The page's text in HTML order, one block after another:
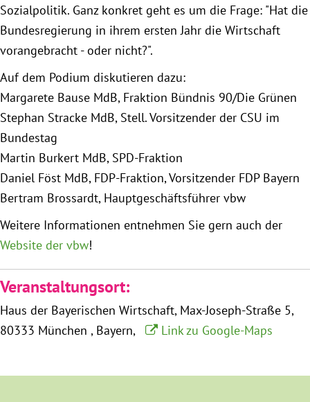
Mein Abstimmungsverhalten
Ämter, Funktionen und Einkünfte
Besuch in Berlin
Praktikum
Patenschaftsprogramm
Bayern
München
Zur Person
Kontakt
Sozialpolitik. Ganz konkret geht es um die Frage: "Hat die
Bundesregierung in ihrem ersten Jahr die Wirtschaft
vorangebracht - oder nicht?".
Auf dem Podium diskutieren dazu:
Margarete Bause MdB, Fraktion Bündnis 90/Die Grünen
Stephan Stracke MdB, Stell. Vorsitzender der CSU im
Bundestag
Martin Burkert MdB, SPD-Fraktion
Daniel Föst MdB, FDP-Fraktion, Vorsitzender FDP Bayern
Bertram Brossardt, Hauptgeschäftsführer vbw
Weitere Informationen entnehmen Sie gern auch der
Website der vbw!
Veranstaltungsort:
Haus der Bayerischen Wirtschaft Max-Joseph-Straße 5
80333 München
Bayern Link zu Google-Maps